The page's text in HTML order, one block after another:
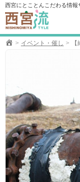
コ
ン
テ
ン
西宮にとことんこだわる情報
イベント・催し